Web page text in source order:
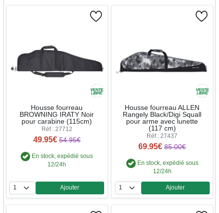
Housse fourreau
BROWNING IRATY Noir
pour carabine (115cm)
Réf : 27712
49.95€ 54.95€
En stock, expédié sous
12/24h
Quantité
Ajouter
Housse fourreau ALLEN
Rangely Black/Digi Squall
pour arme avec lunette
(117 cm)
Réf : 27437
69.95€ 85.00€
En stock, expédié sous
12/24h
Quantité
Ajouter